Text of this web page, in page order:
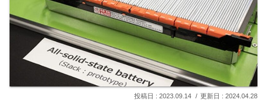
2023.09.14 2024.04.28